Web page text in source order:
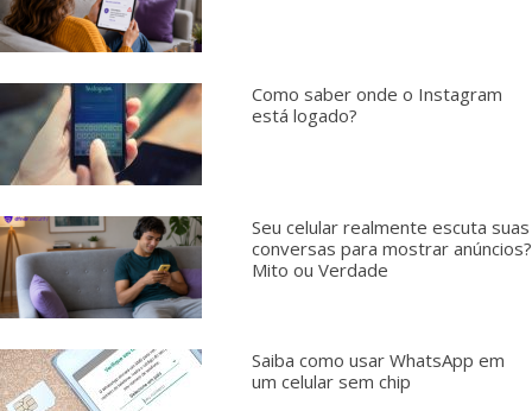
Como saber onde o Instagram
está logado?
Seu celular realmente escuta suas
conversas para mostrar anúncios?
Mito ou Verdade
Saiba como usar WhatsApp em
um celular sem chip